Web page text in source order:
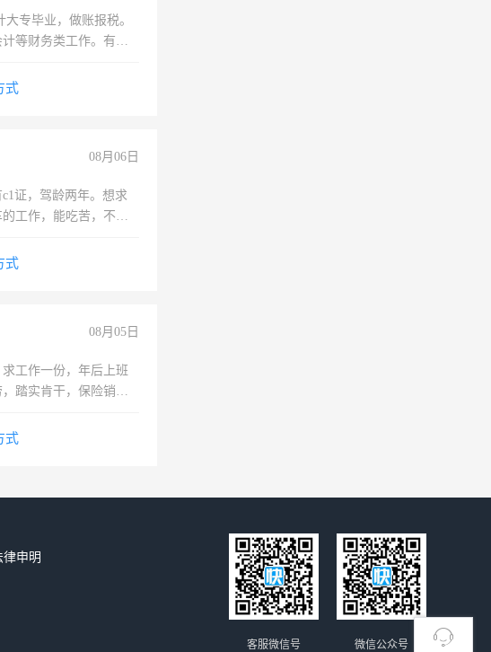
大专毕业，做账报税。
等财务类工作。有会
式
08月06日
证，驾龄两年。想求
工作，能吃苦，不怕
式
08月05日
工作一份，年后上班
踏实肯干，保险销售
式
律申明
微信公众号
客服微信号